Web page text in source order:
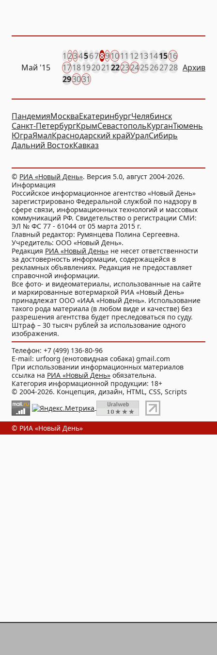
Май '15
1 234567891011 1213141516
1718192021 22232425262728
293031
Архив
ПандемияМоскваЕкатеринбургЧелябинск
Санкт-ПетербургКрымСевастопольКурганТюмень
ЮграЯмалКраснодарский крайУралСибирь
Дальний ВостокКавказ
© РИА «Новый День». Версия 5.0, август 2004-2026.
Информация
Российское информационное агентство «Новый День»
зарегистрировано Федеральной службой по надзору в
сфере связи, информационных технологий и массовых
коммуникаций РФ. Свидетельство о регистрации СМИ:
ЭЛ № ФС 77 - 61044 от 05 марта 2015 г.
Главный редактор: Румянцева Полина Сергеевна.
Учредитель: ООО «Новый День».
Редакция РИА «Новый День» не несет ответственности
за достоверность информации, содержащейся в
рекламных объявлениях. Редакция не предоставляет
справочной информации.
Все фото- и видеоматериалы, использованные на сайте
и маркированные вотермаркой РИА «Новый День»
принадлежат ООО «ИАА «Новый День». Использование
такого рода материала (в любом виде и качестве) без
разрешения агентства будет преследоваться по суду.
Штраф – 30 тысяч рублей за использование одного
изображения.
Телефон: +7 (499) 136-80-96
E-mail: urfoorg (енотовидная собака) gmail.com
При использовании информационных материалов
ссылка на РИА «Новый День» обязательна.
Категория информационной продукции: 18+
© 2004-2026. Концепция, дизайн, HTML, CSS, Scripts
© РИА «Новый День»